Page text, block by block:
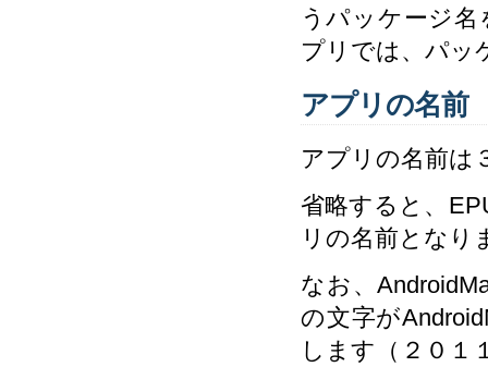
うパッケージ
プリでは、パッ
アプリの名前
アプリの名前は
省略すると、
リの名前となり
なお、
の文字が
します（２０１